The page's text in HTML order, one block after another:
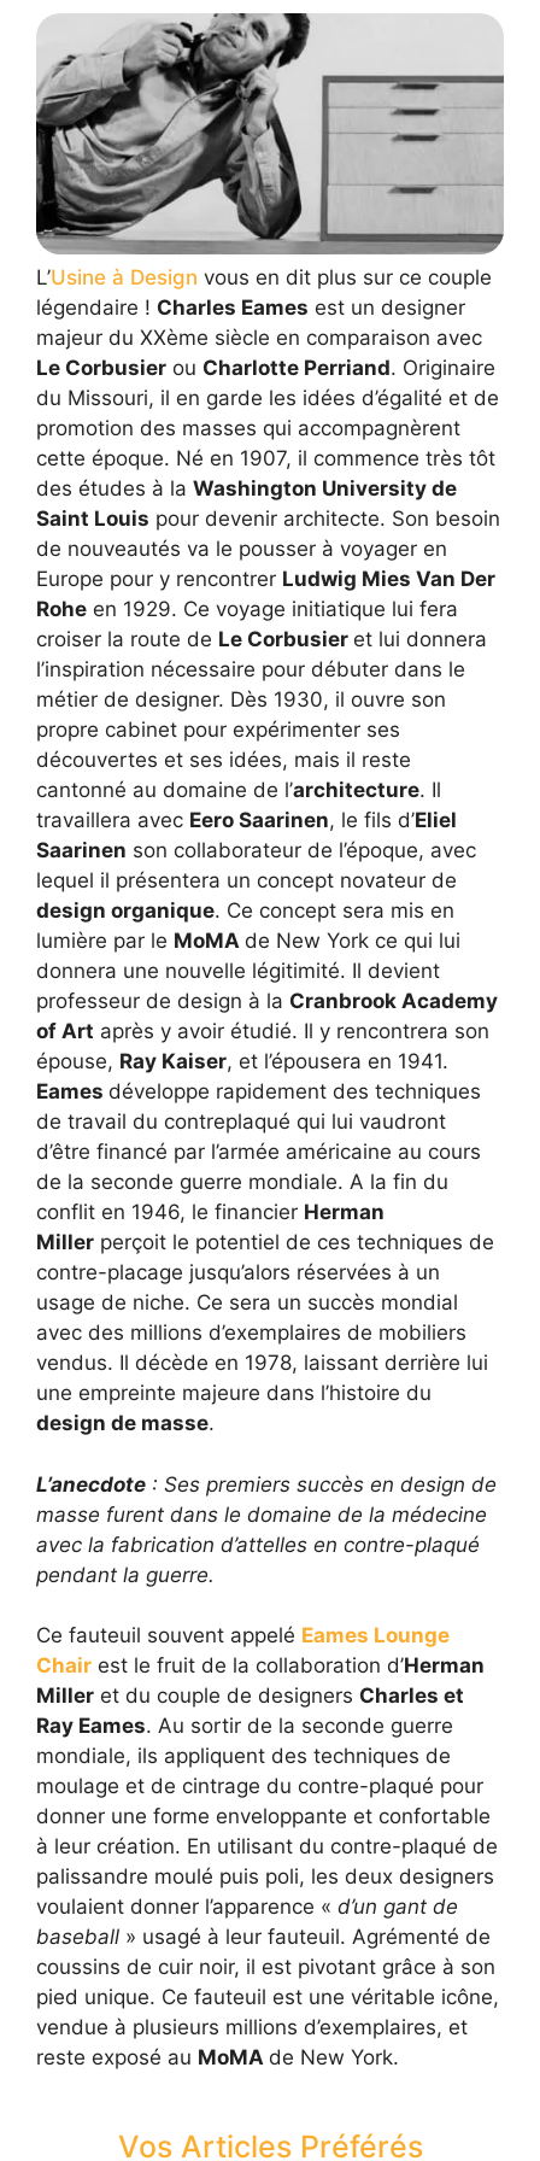
L’Usine à Design vous en dit plus sur ce couple
légendaire ! Charles Eames est un designer
majeur du XXème siècle en comparaison avec
Le Corbusier ou Charlotte Perriand. Originaire
du Missouri, il en garde les idées d’égalité et de
promotion des masses qui accompagnèrent
cette époque. Né en 1907, il commence très tôt
des études à la Washington University de
Saint Louis pour devenir architecte. Son besoin
de nouveautés va le pousser à voyager en
Europe pour y rencontrer Ludwig Mies Van Der
Rohe en 1929. Ce voyage initiatique lui fera
croiser la route de Le Corbusier et lui donnera
l’inspiration nécessaire pour débuter dans le
métier de designer. Dès 1930, il ouvre son
propre cabinet pour expérimenter ses
découvertes et ses idées, mais il reste
cantonné au domaine de l’architecture. Il
travaillera avec Eero Saarinen, le fils d’Eliel
Saarinen son collaborateur de l’époque, avec
lequel il présentera un concept novateur de
design organique. Ce concept sera mis en
lumière par le MoMA de New York ce qui lui
donnera une nouvelle légitimité. Il devient
professeur de design à la Cranbrook Academy
of Art après y avoir étudié. Il y rencontrera son
épouse, Ray Kaiser, et l’épousera en 1941.
Eames développe rapidement des techniques
de travail du contreplaqué qui lui vaudront
d’être financé par l’armée américaine au cours
de la seconde guerre mondiale. A la fin du
conflit en 1946, le financier Herman
Miller perçoit le potentiel de ces techniques de
contre-placage jusqu’alors réservées à un
usage de niche. Ce sera un succès mondial
avec des millions d’exemplaires de mobiliers
vendus. Il décède en 1978, laissant derrière lui
une empreinte majeure dans l’histoire du
design de masse.
L’anecdote : Ses premiers succès en design de
masse furent dans le domaine de la médecine
avec la fabrication d’attelles en contre-plaqué
pendant la guerre.
Ce fauteuil souvent appelé Eames Lounge
Chair est le fruit de la collaboration d’Herman
Miller et du couple de designers Charles et
Ray Eames. Au sortir de la seconde guerre
mondiale, ils appliquent des techniques de
moulage et de cintrage du contre-plaqué pour
donner une forme enveloppante et confortable
à leur création. En utilisant du contre-plaqué de
palissandre moulé puis poli, les deux designers
voulaient donner l’apparence « d’un gant de
baseball » usagé à leur fauteuil. Agrémenté de
coussins de cuir noir, il est pivotant grâce à son
pied unique. Ce fauteuil est une véritable icône,
vendue à plusieurs millions d’exemplaires, et
reste exposé au MoMA de New York.
Vos Articles Préférés